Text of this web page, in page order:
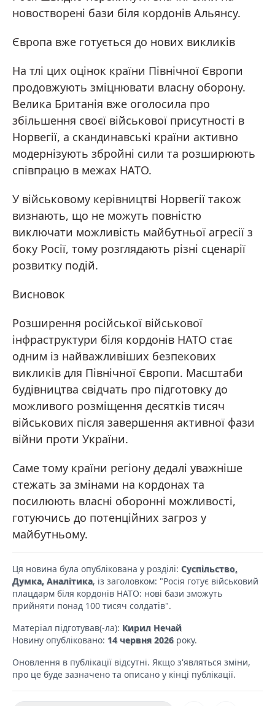
новостворені бази біля кордонів Альянсу.
Європа вже готується до нових викликів
На тлі цих оцінок країни Північної Європи
продовжують зміцнювати власну оборону.
Велика Британія вже оголосила про
збільшення своєї військової присутності в
Норвегії, а скандинавські країни активно
модернізують збройні сили та розширюють
співпрацю в межах НАТО.
У військовому керівництві Норвегії також
визнають, що не можуть повністю
виключати можливість майбутньої агресії з
боку Росії, тому розглядають різні сценарії
розвитку подій.
Висновок
Розширення російської військової
інфраструктури біля кордонів НАТО стає
одним із найважливіших безпекових
викликів для Північної Європи. Масштаби
будівництва свідчать про підготовку до
можливого розміщення десятків тисяч
військових після завершення активної фази
війни проти України.
Саме тому країни регіону дедалі уважніше
стежать за змінами на кордонах та
посилюють власні оборонні можливості,
готуючись до потенційних загроз у
майбутньому.
Ця новина була опублікована у розділі: Суспільство,
Думка, Аналітика, із заголовком: "Росія готує військовий
плацдарм біля кордонів НАТО: нові бази зможуть
прийняти понад 100 тисяч солдатів".
Матеріал підготував(-ла): Кирил Нечай
Новину опубліковано: 14 червня 2026року.
Оновлення в публікації відсутні. Якщо з'являться зміни,
про це буде зазначено та описано у кінці публікації.